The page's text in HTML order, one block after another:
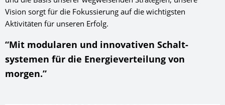
Vision sorgt für die Fokussierung auf die wichtigsten
Aktivitäten für unseren Erfolg.
“Mit modularen und innovativen Schalt­
systemen für die Energie­verteilung von
morgen.”